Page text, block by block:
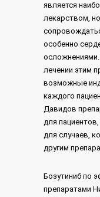
является
лекарством,
особенно
лечении этим
возможные
каждого
Давидов
для
для случаев,
другим
Бозутиниб по
препаратами